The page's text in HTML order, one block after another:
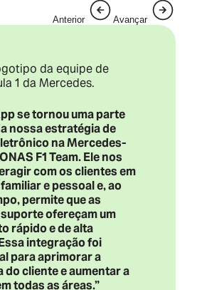
se tornou uma parte
nossa estratégia de
na Mercedes-
F1 Team. Ele nos
com os clientes em
e pessoal e, ao
permite que as
ofereçam um
rápido e de alta
integração foi
para aprimorar a
do cliente e aumentar a
todas as áreas.”
Anterior Avançar